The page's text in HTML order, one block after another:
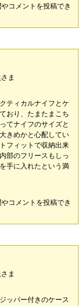
コメントを投稿でき
ま
ティカルナイフとケ
おり、たまたまこち
てナイフのサイズと
きめかと心配してい
フィットで収納出来
部のフリースもしっ
手に入れたという満
コメントを投稿でき
ま
ッパー付きのケース